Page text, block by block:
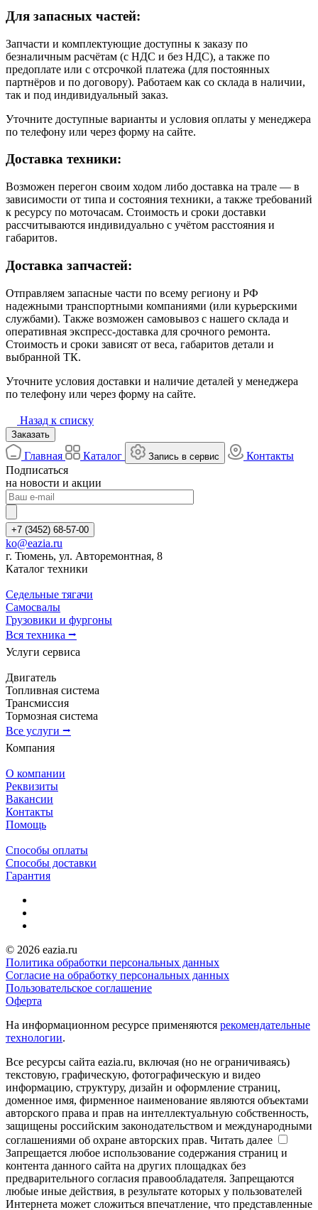
Для запасных частей:
Запчасти и комплектующие доступны к заказу по
безналичным расчётам (с НДС и без НДС), а также по
предоплате или с отсрочкой платежа (для постоянных
партнёров и по договору). Работаем как со склада в наличии,
так и под индивидуальный заказ.
Уточните доступные варианты и условия оплаты у менеджера
по телефону или через форму на сайте.
Доставка техники:
Возможен перегон своим ходом либо доставка на трале — в
зависимости от типа и состояния техники, а также требований
к ресурсу по моточасам. Стоимость и сроки доставки
рассчитываются индивидуально с учётом расстояния и
габаритов.
Доставка запчастей:
Отправляем запасные части по всему региону и РФ
надежными транспортными компаниями (или курьерскими
службами). Также возможен самовывоз с нашего склада и
оперативная экспресс-доставка для срочного ремонта.
Стоимость и сроки зависят от веса, габаритов детали и
выбранной ТК.
Уточните условия доставки и наличие деталей у менеджера
по телефону или через форму на сайте.
Назад к списку
Заказать
Главная Каталог Запись в сервис
Контакты
Подписаться
на новости и акции
+7 (3452) 68-57-00
ko@eazia.ru
г. Тюмень, ул. Авторемонтная, 8
Каталог техники
Седельные тягачи
Самосвалы
Грузовики и фургоны
Вся техника ⭢
Услуги сервиса
Двигатель
Топливная система
Трансмиссия
Тормозная система
Все услуги ⭢
Компания
О компании
Реквизиты
Вакансии
Контакты
Помощь
Способы оплаты
Способы доставки
Гарантия
© 2026 eazia.ru
Политика обработки персональных данных
Согласие на обработку персональных данных
Пользовательское соглашение
Оферта
На информационном ресурсе применяются рекомендательные
технологии.
Все ресурсы сайта eazia.ru, включая (но не ограничиваясь)
текстовую, графическую, фотографическую и видео
информацию, структуру, дизайн и оформление страниц,
доменное имя, фирменное наименование являются объектами
авторского права и прав на интеллектуальную собственность,
защищены российским законодательством и международными
соглашениями об охране авторских прав. Читать далее
Запрещается любое использование содержания страниц и
контента данного сайта на других площадках без
предварительного согласия правообладателя. Запрещаются
любые иные действия, в результате которых у пользователей
Интернета может сложиться впечатление, что представленные